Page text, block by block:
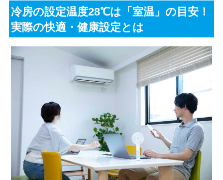
冷房の設定温度28℃は「室温」の目安！
実際の快適・健康設定とは